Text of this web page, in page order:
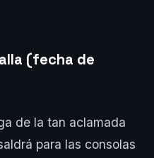
(fecha de
de la tan aclamada
para las consolas